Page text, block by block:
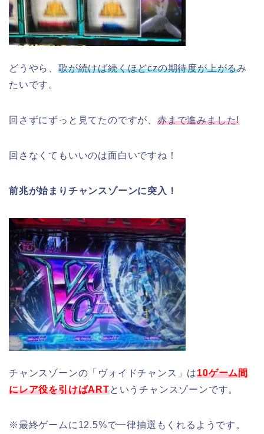
どうやら、 歌が続けば続くほどczの期待度が上がるみ
たいです。
回さずにずっと見てたのですが、赤まで進みました!
回さなくてもいいのは面白いですね！
前兆が始まりチャンスゾーンに突入！
チャンスゾーンの「ヴォイドチャンス」は10ゲーム間
にレア役を引けばARTというチャンスゾーンです。
※最終ゲームに12.5%で一律抽選もくれるようです。